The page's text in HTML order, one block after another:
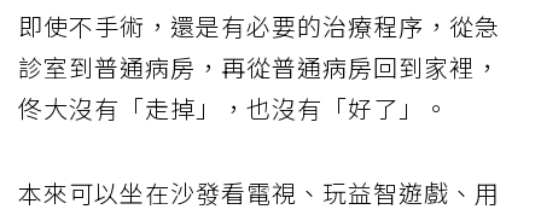
即使不手術，還是有必要的治療程序，從急
診室到普通病房，再從普通病房回到家裡，
佟大沒有「走掉」，也沒有「好了」。
本來可以坐在沙發看電視、玩益智遊戲、用